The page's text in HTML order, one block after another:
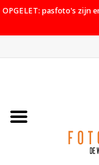
OPGELET: pasfoto's zijn
Home